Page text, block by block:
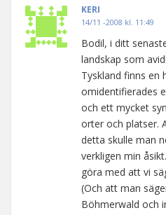
KERI
14/11 -2008 kl. 11:49
Bodil, i ditt
landskap som
Tyskland finns en
omidentifierades
och ett mycket
orter och platser.
detta skulle man
verkligen min
göra med att vi
(Och att man
Böhmerwald och